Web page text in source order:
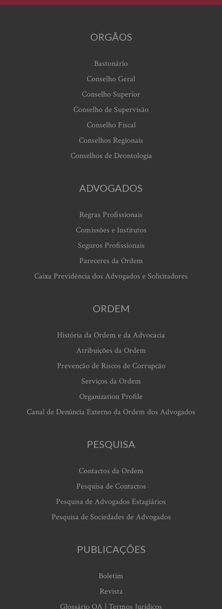
ORGÃOS
Bastonário
Conselho Geral
Conselho Superior
Conselho de Supervisão
Conselho Fiscal
Conselhos Regionais
Conselhos de Deontologia
ADVOGADOS
Regras Profissionais
Comissões e Institutos
Seguros Profissionais
Pareceres da Ordem
Caixa Previdência dos Advogados e Solicitadores
ORDEM
História da Ordem e da Advocacia
Atribuições da Ordem
Prevenção de Riscos de Corrupção
Serviços da Ordem
Organization Profile
Canal de Denúncia Externo da Ordem dos Advogados
PESQUISA
Contactos da Ordem
Pesquisa de Contactos
Pesquisa de Advogados Estagiários
Pesquisa de Sociedades de Advogados
PUBLICAÇÕES
Boletim
Revista
Glossário OA | Termos Jurídicos